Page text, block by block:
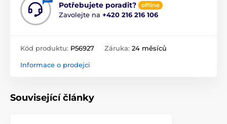
Potřebujete poradit? offline
Zavolejte na +420 216 216 106
Kód produktu: P56927 Záruka: 24 měsíců
Informace o prodejci
Související články